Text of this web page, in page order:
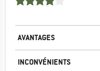
AVANTAGES
INCONVÉNIENTS